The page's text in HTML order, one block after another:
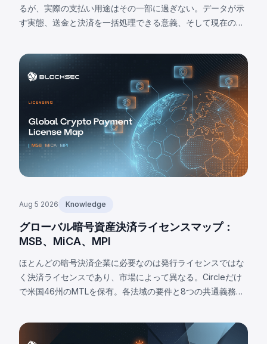
るが、実際の支払い用途はその一部に過ぎない。データが示
す実態、送金と決済を一括処理できる意義、そして現在の限
Aug 5 2026 Knowledge
グローバル暗号資産決済ライセンスマップ：
MSB、MiCA、MPI
ほとんどの暗号決済企業に必要なのは発行ライセンスではな
く決済ライセンスであり、市場によって異なる。Circleだけ
で米国46州のMTLを保有。各法域の要件と8つの共通義務を